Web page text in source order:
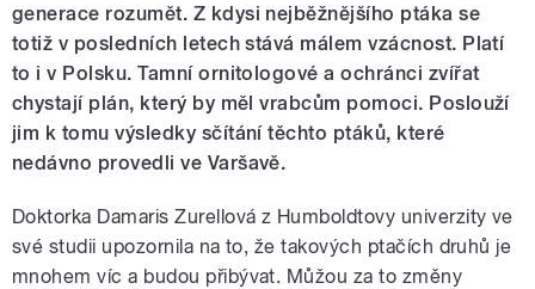
generace rozumět. Z kdysi nejběžnějšího ptáka se
totiž v posledních letech stává málem vzácnost. Platí
to i v Polsku. Tamní ornitologové a ochránci zvířat
chystají plán, který by měl vrabcům pomoci. Poslouží
jim k tomu výsledky sčítání těchto ptáků, které
nedávno provedli ve Varšavě.
Doktorka Damaris Zurellová z Humboldtovy univerzity ve
své studii upozornila na to, že takových ptačích druhů je
mnohem víc a budou přibývat. Můžou za to změny